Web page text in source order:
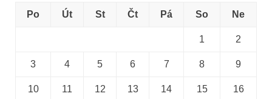
Po
Út St Čt Pá So Ne
1 2
3 4 5 6 7 8 9
10 11 12 13 14 15 16